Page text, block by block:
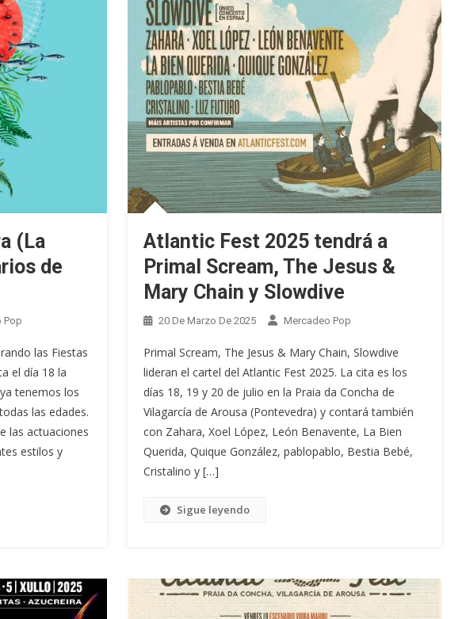
(La
de
Pop
las Fiestas
el día 18 la
tenemos los
las edades.
las actuaciones
estilos y
Atlantic Fest 2025 tendrá a
Primal Scream, The Jesus &
Mary Chain y Slowdive
20 De Marzo De 2025 Mercadeo Pop
Primal Scream, The Jesus & Mary Chain, Slowdive
lideran el cartel del Atlantic Fest 2025. La cita es los
días 18, 19 y 20 de julio en la Praia da Concha de
Vilagarcía de Arousa (Pontevedra) y contará también
con Zahara, Xoel López, León Benavente, La Bien
Querida, Quique González, pablopablo, Bestia Bebé,
Cristalino y […]
Sigue leyendo